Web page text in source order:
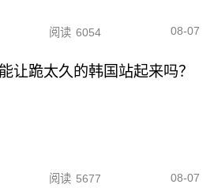
阅读 6054 08-07
让跪太久的韩国站起来吗？
阅读 5677 08-07